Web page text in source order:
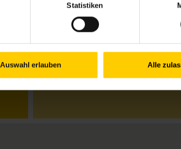
Statistiken
Auswahl erlauben Alle
09.00–12.00 & 13.00–17.00
09.00–12.00 & 13.00–15.00
geschlossen
30.7., 4.8., 6.8.
Donnerstag, 13.8.:
9.00–12.00 Uhr